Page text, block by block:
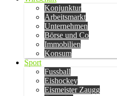
Konjunktur
Arbeitsmarkt
Unternehmen
Börse und Co
Immobilien
Konsum
Sport
Fussball
Eishockey
Eismeister Zaugg